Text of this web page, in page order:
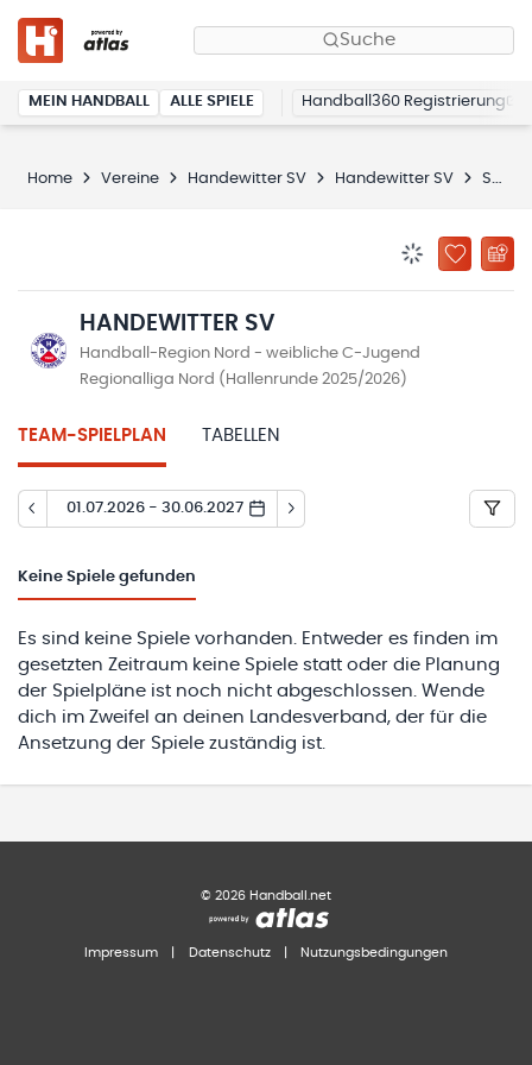
Suche
MEIN HANDBALL ALLE SPIELE Handball360 Registrierung
Home Vereine Handewitter SV Handewitter SV Spielplan
ZU
HANDEWITTER SV
Handball-Region Nord - weibliche C-Jugend
Regionalliga Nord (Hallenrunde 2025/2026)
TEAM-SPIELPLAN TABELLEN
01.07.2026 - 30.06.2027
Keine Spiele gefunden
Es sind keine Spiele vorhanden. Entweder es finden im
gesetzten Zeitraum keine Spiele statt oder die Planung
der Spielpläne ist noch nicht abgeschlossen. Wende
dich im Zweifel an deinen Landesverband, der für die
Ansetzung der Spiele zuständig ist.
© 2026 Handball.net
Impressum Datenschutz Nutzungsbedingungen